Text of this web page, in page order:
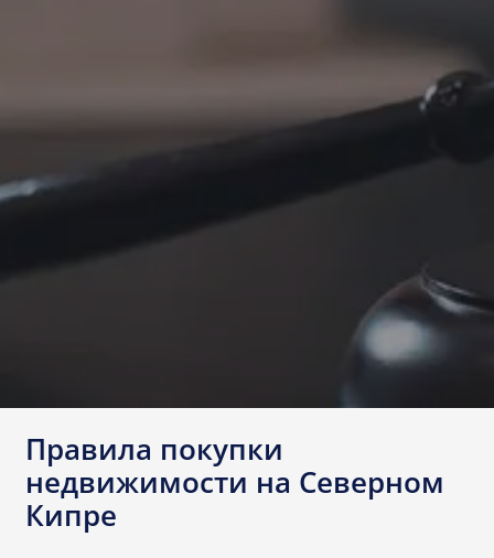
Правила покупки
недвижимости на Северном
Кипре